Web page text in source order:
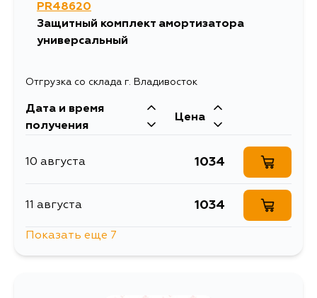
PR48620
Защитный комплект амортизатора
универсальный
Отгрузка со склада г. Владивосток
Дата и время
получения
Цена
10 августа 1034
11 августа 1034
Показать еще 7